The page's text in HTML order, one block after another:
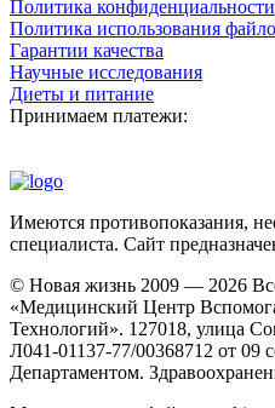
Политика конфиденциальности
Политика использования
Гарантии качества
Научные исследования
Диеты и питание
Принимаем платежи:
Имеются противопоказания,
специалиста. Сайт
© Новая жизнь 2009 — 2026
«Медицинский Центр
Технологий». 127018, улица
Л041-01137-77/00368712 от 09
Департаментом.